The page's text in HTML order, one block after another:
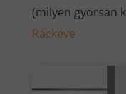
(milyen gyorsan
Ráckeve